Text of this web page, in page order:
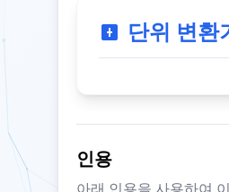
단위 변환
인용